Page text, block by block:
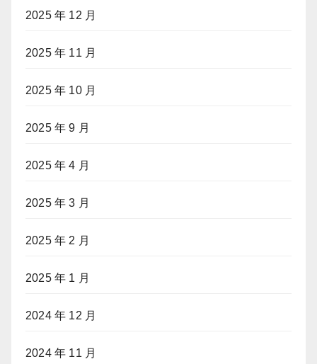
2025 年 12 月
2025 年 11 月
2025 年 10 月
2025 年 9 月
2025 年 4 月
2025 年 3 月
2025 年 2 月
2025 年 1 月
2024 年 12 月
2024 年 11 月